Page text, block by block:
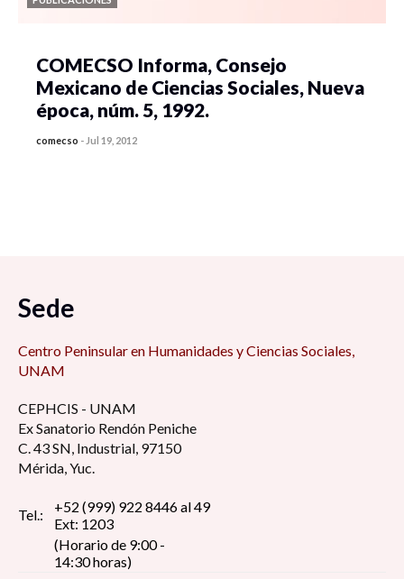
COMECSO Informa, Consejo
Mexicano de Ciencias Sociales, Nueva
época, núm. 5, 1992.
comecso - Jul 19, 2012
Sede
Centro Peninsular en Humanidades y Ciencias Sociales,
UNAM
CEPHCIS - UNAM
Ex Sanatorio Rendón Peniche
C. 43 SN, Industrial, 97150
Mérida, Yuc.
Tel.:
+52 (999) 922 8446 al 49
Ext: 1203
(Horario de 9:00 -
14:30 horas)